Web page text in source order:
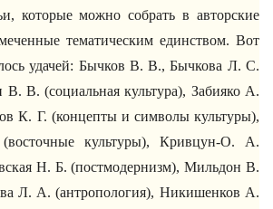
которые можно собрать в авторские
тематическим единством. Вот
удачей: Бычков В. В., Бычкова Л. С.
В. В. (социальная культура), Забияко А.
К. Г. (концепты и символы культуры),
культуры), Кривцун-О. А.
Н. Б. (постмодернизм), Мильдон В.
Л. А. (антропология), Никишенков А.